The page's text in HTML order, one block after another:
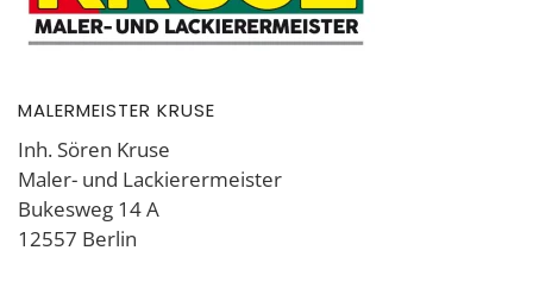
MALERMEISTER KRUSE
Inh. Sören Kruse
Maler- und Lackierermeister
Bukesweg 14 A
12557 Berlin